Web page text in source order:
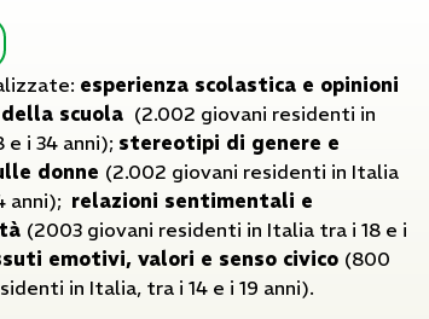
esperienza scolastica e opinioni
scuola(2.002 giovani residenti in
e i 34 anni); stereotipi di genere e
donne (2.002 giovani residenti in Italia
anni); relazioni sentimentali e
(2003 giovani residenti in Italia tra i 18 e i
emotivi, valori e senso civico(800
in Italia, tra i 14 e i 19 anni).